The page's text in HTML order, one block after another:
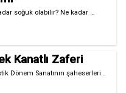
soğuk olabilir? Ne kadar …
Kanatlı Zaferi
Dönem Sanatının şaheserleri…